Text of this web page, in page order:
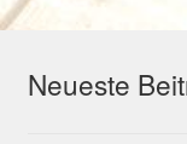
Neueste